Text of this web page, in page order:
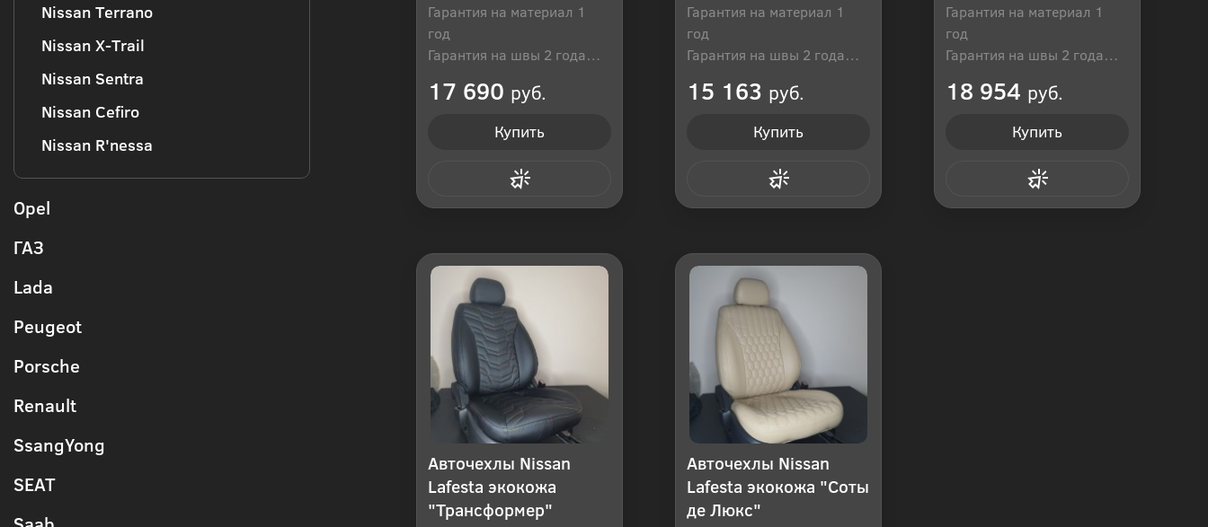
Nissan Terrano
Nissan X-Trail
Nissan Sentra
Nissan Cefiro
Nissan R'nessa
Opel
ГАЗ
Lada
Peugeot
Porsche
Renault
SsangYong
SEAT
Гарантия на материал 1
год
Гарантия на швы 2 года
17 690 руб.
Купить
Гарантия на материал 1
год
Гарантия на швы 2 года
15 163 руб.
Купить
Гарантия на материал 1
год
Гарантия на швы 2 года
18 954 руб.
Купить
Авточехлы Nissan
Lafesta экокожа
"Трансформер"
Авточехлы Nissan
Lafesta экокожа "Соты
де Люкс"